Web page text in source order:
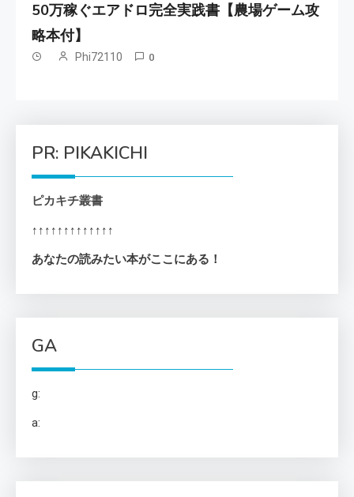
50万稼ぐエアドロ完全実践書【農場ゲーム攻
略本付】
Phi72110 0
PR: PIKAKICHI
ピカキチ叢書
↑↑↑↑↑↑↑↑↑↑↑↑↑
あなたの読みたい本がここにある！
GA
g:
a: